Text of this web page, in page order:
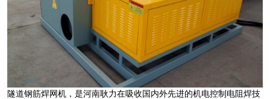
隧道钢筋焊网机，是河南耿力在吸收国内外先进的机电控制电阻焊技